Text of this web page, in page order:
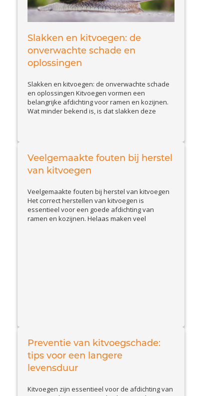
Slakken en kitvoegen: de
onverwachte schade en
oplossingen
Slakken en kitvoegen: de onverwachte schade
en oplossingen Kitvoegen vormen een
belangrijke afdichting voor ramen en kozijnen.
Wat minder bekend is, is dat slakken deze
hoe u schade door slakken herkent en welke
effectieve...View Article
Veelgemaakte fouten bij herstel
van kitvoegen
Veelgemaakte fouten bij herstel van kitvoegen
Het correct herstellen van kitvoegen is
essentieel voor een goede afdichting van
ramen en kozijnen. Helaas maken veel
Preventie van kitvoegschade:
tips voor een langere
levensduur
Kitvoegen zijn essentieel voor de afdichting van